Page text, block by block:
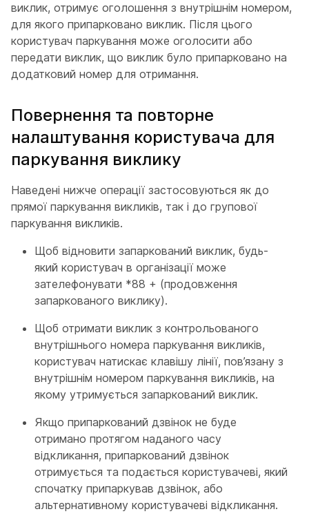
виклик, отримує оголошення з внутрішнім номером,
для якого припарковано виклик. Після цього
користувач паркування може оголосити або
передати виклик, що виклик було припарковано на
додатковий номер для отримання.
Повернення та повторне
налаштування користувача для
паркування виклику
Наведені нижче операції застосовуються як до
прямої паркування викликів, так і до групової
паркування викликів.
Щоб відновити запаркований виклик, будь-
який користувач в організації може
зателефонувати *88 + (продовження
запаркованого виклику).
Щоб отримати виклик з контрольованого
внутрішнього номера паркування викликів,
користувач натискає клавішу лінії, пов’язану з
внутрішнім номером паркування викликів, на
якому утримується запаркований виклик.
Якщо припаркований дзвінок не буде
отримано протягом наданого часу
відкликання, припаркований дзвінок
отримується та подається користувачеві, який
спочатку припаркував дзвінок, або
альтернативному користувачеві відкликання.